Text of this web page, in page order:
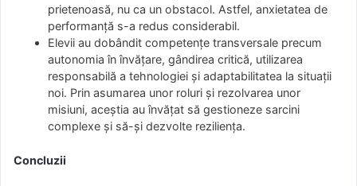
prietenoasă, nu ca un obstacol. Astfel, anxietatea de
performanță s-a redus considerabil.
Elevii au dobândit competențe transversale precum
autonomia în învățare, gândirea critică, utilizarea
responsabilă a tehnologiei și adaptabilitatea la situații
noi. Prin asumarea unor roluri și rezolvarea unor
misiuni, aceștia au învățat să gestioneze sarcini
complexe și să-și dezvolte reziliența.
Concluzii